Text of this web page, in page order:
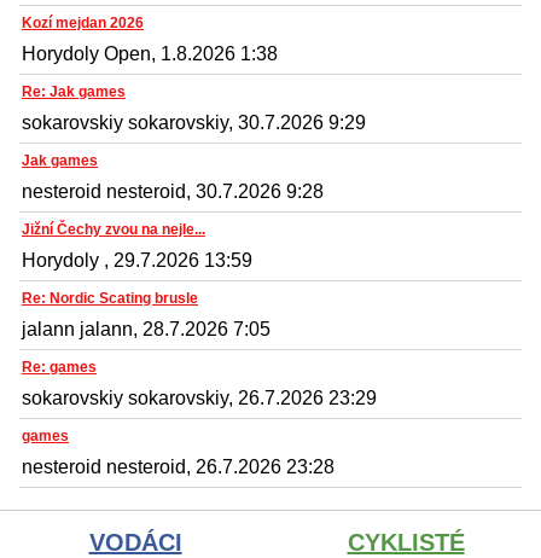
Kozí mejdan 2026
Horydoly Open, 1.8.2026 1:38
Re: Jak games
sokarovskiy sokarovskiy, 30.7.2026 9:29
Jak games
nesteroid nesteroid, 30.7.2026 9:28
Jižní Čechy zvou na nejle...
Horydoly , 29.7.2026 13:59
Re: Nordic Scating brusle
jalann jalann, 28.7.2026 7:05
Re: games
sokarovskiy sokarovskiy, 26.7.2026 23:29
games
nesteroid nesteroid, 26.7.2026 23:28
VODÁCI CYKLISTÉ